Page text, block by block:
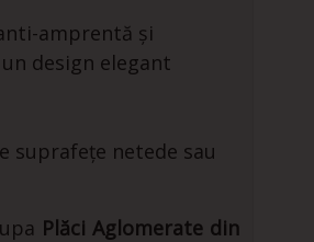
amprentă și
design elegant
suprafețe netede sau
Plăci Aglomerate din